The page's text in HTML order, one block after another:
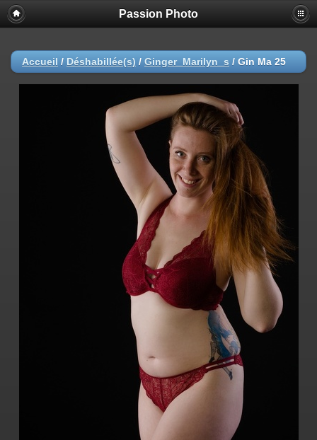
Passion Photo
Accueil / Déshabillée(s) / Ginger_Marilyn_s / Gin Ma 25